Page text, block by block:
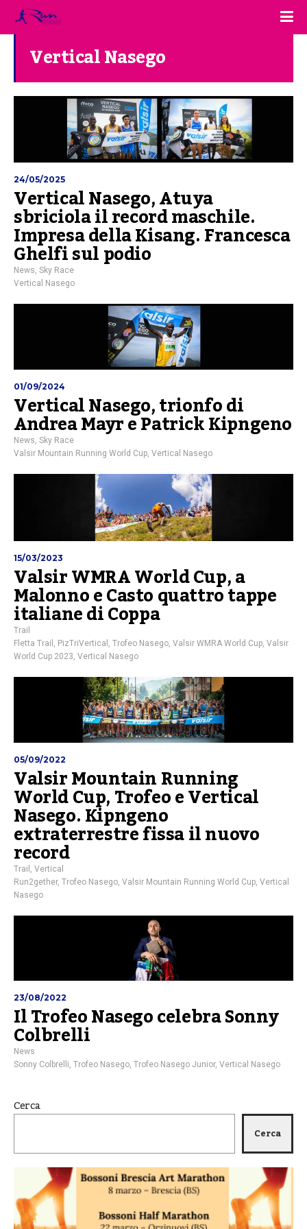
Vertical Nasego
24/05/2025
Vertical Nasego, Atuya
sbriciola il record maschile.
Impresa della Kisang. Francesca
Ghelfi sul podio
News Sky Race
Vertical Nasego
01/09/2024
Vertical Nasego, trionfo di
Andrea Mayr e Patrick Kipngeno
News, Sky Race
Valsir Mountain Running World Cup, Vertical Nasego
15/03/2023
Valsir WMRA World Cup, a
Malonno e Casto quattro tappe
italiane di Coppa
Trail
Fletta Trail , PizTriVertical , Trofeo Nasego, Valsir WMRA World Cup, Valsir
World Cup 2023, Vertical Nasego
05/09/2022
Valsir Mountain Running
World Cup, Trofeo e Vertical
Nasego. Kipngeno
extraterrestre fissa il nuovo
record
Trail
Vertical
Run2gether, Trofeo Nasego Valsir Mountain Running World Cup Vertical
Nasego
23/08/2022
Il Trofeo Nasego celebra Sonny
Colbrelli
News
Sonny Colbrelli, Trofeo Nasego, Trofeo Nasego Junior, Vertical Nasego
Cerca
Cerca